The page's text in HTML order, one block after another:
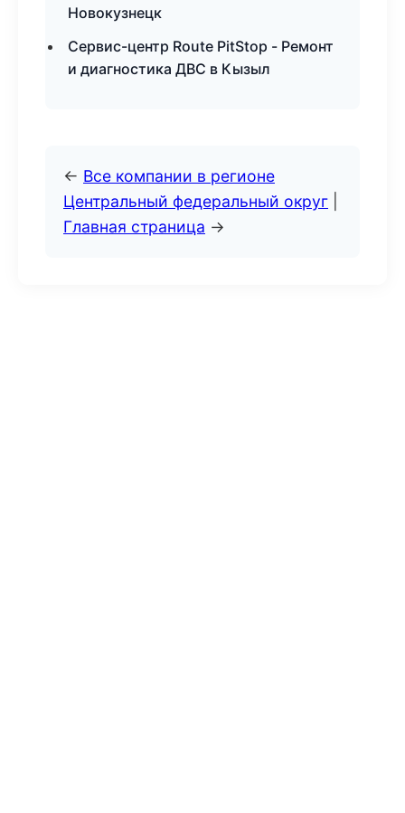
Новокузнецк
Сервис-центр Route PitStop - Ремонт
и диагностика ДВС в Кызыл
← Все компании в регионе
Центральный федеральный округ
Главная страница →